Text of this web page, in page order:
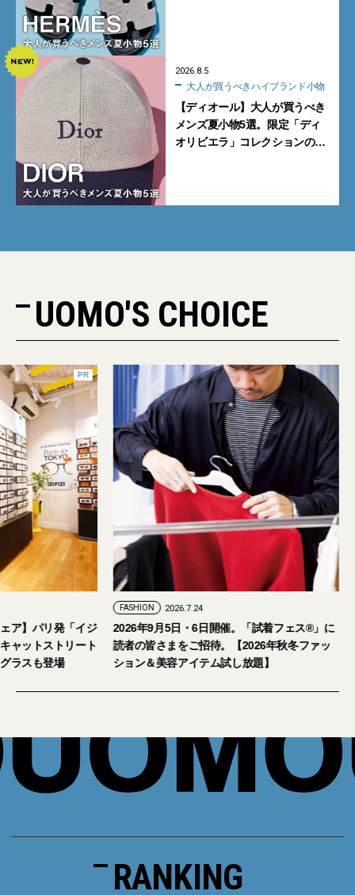
2026.8.5
大人が買うべきハイブランド小物
【ディオール】大人が買うべき
メンズ夏小物5選。限定「ディ
オリビエラ」コレクションの
UOMO'S CHOICE
PR
ア】パリ発「イジ
ャットストリート
ラスも登場
FASHION 2026.7.24
2026年9月5日・6日開催。「試着フェス®︎」に
読者の皆さまをご招待。【2026年秋冬ファッ
ション＆美容アイテム試し放題】
RANKING